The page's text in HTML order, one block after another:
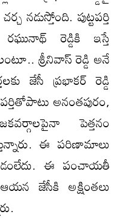
నడుస్తోంది. పుట్టపర్తి
రెడ్డికి ఇస్తే
శ్రీనివాస్‌ రెడ్డి అనే
జేసీ ప్రభాకర్‌ రెడ్డి
అనంతపురం,
పెత్తనం
ఈ పరిణామాలు
ఈ పంచాయతీ
జేసీకి అక్షింతలు